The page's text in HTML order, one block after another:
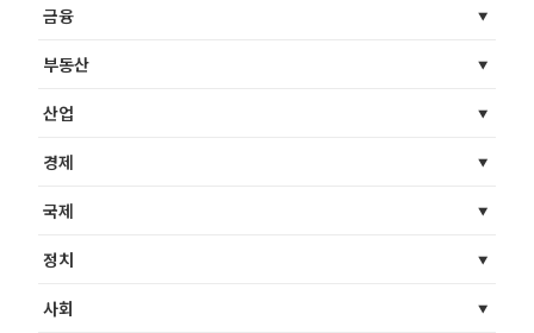
금융
부동산
산업
경제
국제
정치
사회